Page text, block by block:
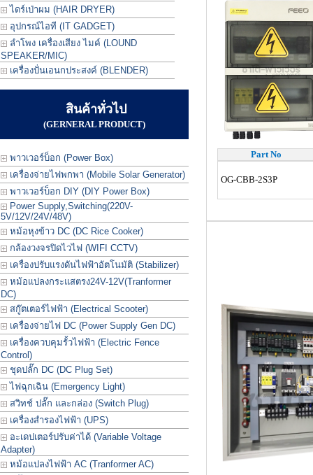
ไดร์เป่าผม (HAIR DRYER)
อุปกรณ์ไอที (IT GADGET)
ลำโพง เครื่องเสียง ไมค์ (LOUND
SPEAKER/MIC)
เครื่องปั่นเอนกประสงค์ (BLENDER)
สินค้าทั่วไป
(GERNERAL PRODUCT)
พาวเวอร์บ็อก (Power Box)
เครื่องจ่ายไฟพกพา (Mobile Solar Generator)
พาวเวอร์บ็อก DIY (DIY Power Box)
Power Supply,Switching(220V-
5V/12V/24V/48V)
หม้อหุงข้าว DC (DC Rice Cooker)
กล้องวงจรปิดไวไฟ (WIFI CCTV)
เครื่องปรับแรงดันไฟฟ้าอัตโนมัติ (Stabilizer)
หม้อแปลงกระแสตรง24V-12V(Tranformer
DC)
สกู๊ตเตอร์ไฟฟ้า (Electrical Scooter)
เครื่องจ่ายไฟ DC (Power Supply Gen DC)
เครื่องควบคุมรั้วไฟฟ้า (Electric Fence
Control)
ชุดปลั๊ก DC (DC Plug Set)
ไฟฉุกเฉิน (Emergency Light)
สวิทช์ ปลั๊ก และกล่อง (Switch Plug)
เครื่องสำรองไฟฟ้า (UPS)
อะเดปเตอร์ปรับค่าได้ (Variable Voltage
Adapter)
หม้อแปลงไฟฟ้า AC (Tranformer AC)
Part No
OG-CBB-2S3P